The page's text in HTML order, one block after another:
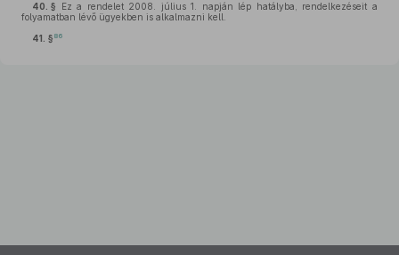
40. § Ez a rendelet 2008. július 1. napján lép hatályba, rendelkezéseit a
folyamatban lévő ügyekben is alkalmazni kell.
41. § 86